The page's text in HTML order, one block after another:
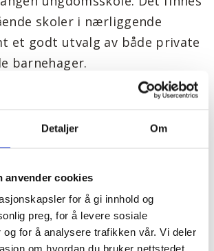
Detaljer Om
anvender cookies
for å gi innhold og
preg, for å levere sosiale
og for å analysere trafikken vår. Vi deler
om hvordan du bruker nettstedet
skoler i nærliggende
et godt utvalg av både private
barnehager.
for
i konstruksjon,
tomtetilpasninger, rørføringer
ikke reduserer eiendommens